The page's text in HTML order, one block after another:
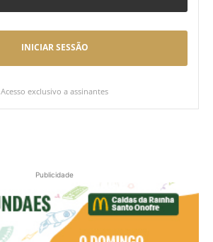
INICIAR SESSÃO
Acesso exclusivo a assinantes
Publicidade